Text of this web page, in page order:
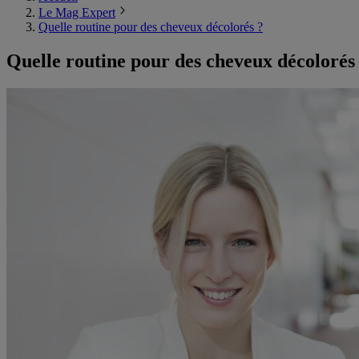
Le Mag Expert
Quelle routine pour des cheveux décolorés ?
Quelle routine pour des cheveux décolorés